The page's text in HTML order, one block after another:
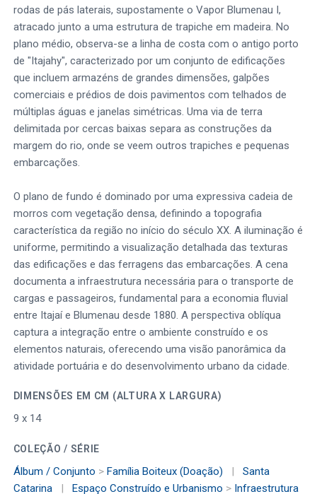
rodas de pás laterais, supostamente o Vapor Blumenau I,
atracado junto a uma estrutura de trapiche em madeira. No
plano médio, observa-se a linha de costa com o antigo porto
de "Itajahy", caracterizado por um conjunto de edificações
que incluem armazéns de grandes dimensões, galpões
comerciais e prédios de dois pavimentos com telhados de
múltiplas águas e janelas simétricas. Uma via de terra
delimitada por cercas baixas separa as construções da
margem do rio, onde se veem outros trapiches e pequenas
embarcações.
O plano de fundo é dominado por uma expressiva cadeia de
morros com vegetação densa, definindo a topografia
característica da região no início do século XX. A iluminação é
uniforme, permitindo a visualização detalhada das texturas
das edificações e das ferragens das embarcações. A cena
documenta a infraestrutura necessária para o transporte de
cargas e passageiros, fundamental para a economia fluvial
entre Itajaí e Blumenau desde 1880. A perspectiva oblíqua
captura a integração entre o ambiente construído e os
elementos naturais, oferecendo uma visão panorâmica da
atividade portuária e do desenvolvimento urbano da cidade.
DIMENSÕES EM CM (ALTURA X LARGURA)
9 x 14
COLEÇÃO / SÉRIE
Álbum / Conjunto > Família Boiteux (Doação) |
Santa
Catarina
| Espaço Construído e Urbanismo > Infraestrutura